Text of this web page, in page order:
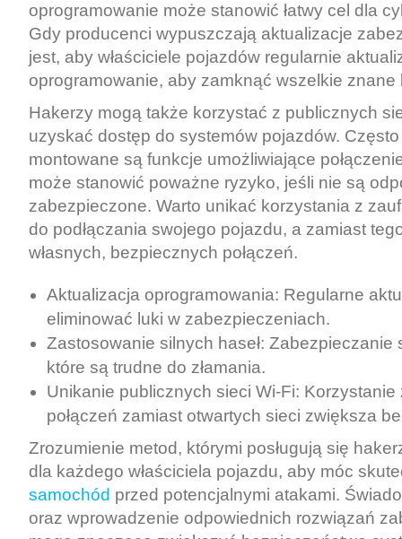
oprogramowanie może stanowić łatwy cel dla
Gdy producenci wypuszczają aktualizacje
jest, aby właściciele pojazdów regularnie
oprogramowanie, aby zamknąć wszelkie znane
Hakerzy mogą także korzystać z publicznych
uzyskać dostęp do systemów pojazdów.
montowane są funkcje umożliwiające
może stanowić poważne ryzyko, jeśli nie są
zabezpieczone. Warto unikać korzystania z
do podłączania swojego pojazdu, a zamiast
własnych, bezpiecznych połączeń.
Aktualizacja oprogramowania: Regularne
eliminować luki w zabezpieczeniach.
Zastosowanie silnych haseł: Zabezpieczanie
które są trudne do złamania.
Unikanie publicznych sieci Wi-Fi:
połączeń zamiast otwartych sieci zwiększa
Zrozumienie metod, którymi posługują się
dla każdego właściciela pojazdu, aby móc
samochód przed potencjalnymi atakami.
oraz wprowadzenie odpowiednich rozwiązań